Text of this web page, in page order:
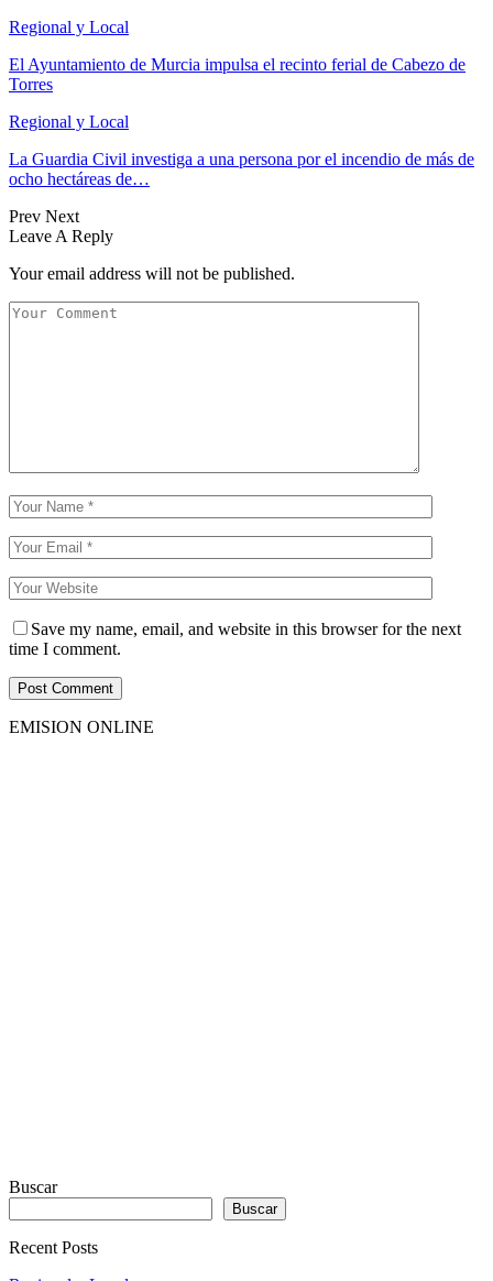
Regional y Local
El Ayuntamiento de Murcia impulsa el recinto ferial de Cabezo de
Torres
Regional y Local
La Guardia Civil investiga a una persona por el incendio de más de
ocho hectáreas de…
Prev Next
Leave A Reply
Your email address will not be published.
Save my name, email, and website in this browser for the next
time I comment.
EMISION ONLINE
Buscar
Buscar
Recent Posts